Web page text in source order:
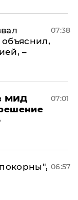
–
07:38
МИД
07:01
06:57